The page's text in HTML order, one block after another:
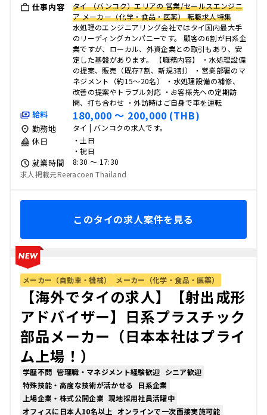
仕事内容
タイ （バンコク）エリアの 営業/セールスエンジニ
ア メーカー（化学・食品・医薬） 転職求人特集
水処理のエンジニアリング会社ではタイ国内最大手
のリーディングカンパニーです。 顧客の6割が日系企
業ですが、ローカル、外資企業との取引もあり、安
定した基盤があります。 【職務内容】 ・水処理設備
の提案、販売（既存7割、新規3割） ・営業部署のマ
ネジメント（約15～20名） ・水処理設備の補修、
改善の提案やトラブル対応 ・お客様先への定期訪
問、打ち合わせ ・外訪時はご自身で車を運転
給料 180,000 〜 200,000 (THB)
勤務地 タイ | バンコクの求人です。
休日
・土日
・祝日
就業時間
8:30 〜 17:30
求人掲載元Reeracoen Thailand
このタイの求人案件を見る
メーカー（自動車・機械） メーカー（化学・食品・医薬）
【海外でタイの求人】【射出成形
アドバイザー】日系プラスチック
部品メーカー（日本本社はプライ
ム上場！）
学歴不問 管理職・マネジメント経験歓迎 シニア歓迎
特殊技能・高度な技術が活かせる
日系企業
上場企業・株式公開企業 現地採用社員活躍中
オフィスに日本人10名以上 オンラインで一次面接実施可能